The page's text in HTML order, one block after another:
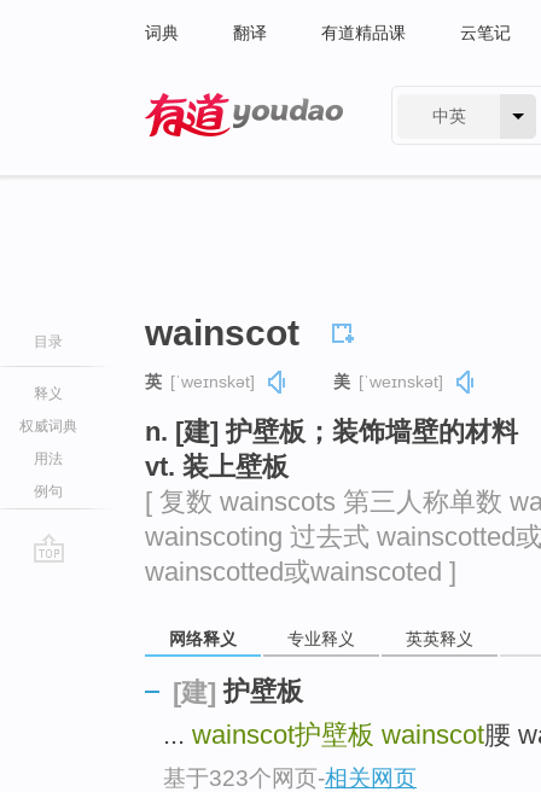
词典 翻译 有道精品课 云笔记
中英
目录
释义
权威词典
用法
例句
wainscot
英 [ˈweɪnskət] 美 [ˈweɪnskət]
n. [建] 护壁板；装饰墙壁的材料
vt. 装上壁板
[ 复数 wainscots 第三人称单数
wainscoting 过去式 wainscotted
wainscotted或wainscoted ]
网络释义 专业释义 英英释义
[建] 护壁板
... wainscot护壁板 wainscot腰
基于323个网页-相关网页